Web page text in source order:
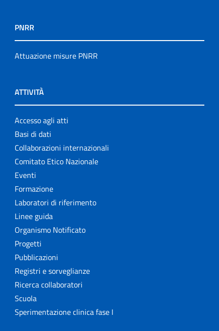
PNRR
Attuazione misure PNRR
ATTIVITÀ
Accesso agli atti
Basi di dati
Collaborazioni internazionali
Comitato Etico Nazionale
Eventi
Formazione
Laboratori di riferimento
Linee guida
Organismo Notificato
Progetti
Pubblicazioni
Registri e sorveglianze
Ricerca collaboratori
Scuola
Sperimentazione clinica fase I